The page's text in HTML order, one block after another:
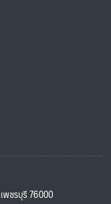
พชรบุรี 76000